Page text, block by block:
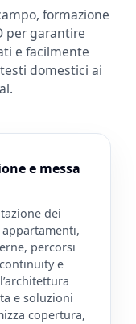
formazione
per garantire
e facilmente
domestici ai
e messa
dei
percorsi
e
e soluzioni
copertura,